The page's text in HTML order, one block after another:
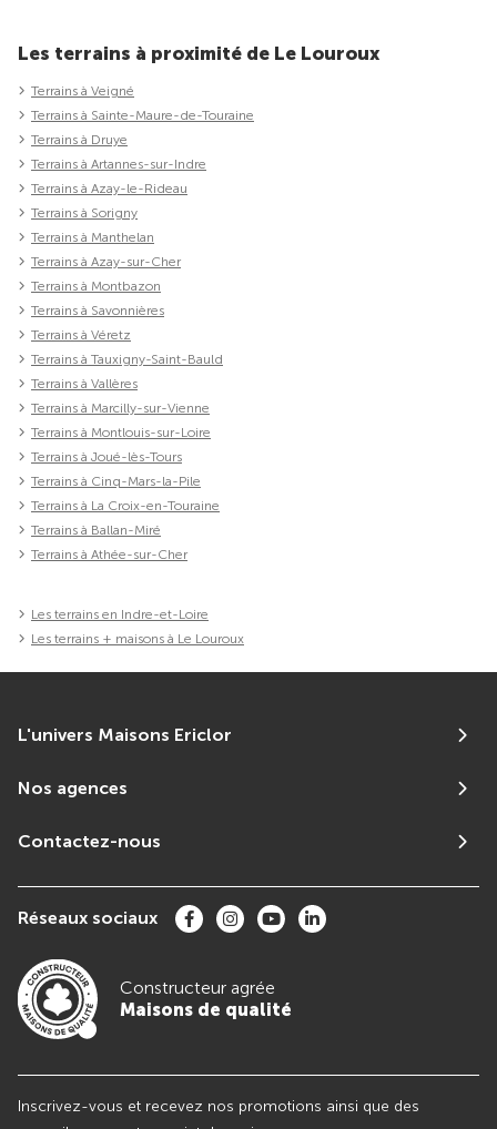
Les terrains à proximité de Le Louroux
Terrains à Veigné
Terrains à Sainte-Maure-de-Touraine
Terrains à Druye
Terrains à Artannes-sur-Indre
Terrains à Azay-le-Rideau
Terrains à Sorigny
Terrains à Manthelan
Terrains à Azay-sur-Cher
Terrains à Montbazon
Terrains à Savonnières
Terrains à Véretz
Terrains à Tauxigny-Saint-Bauld
Terrains à Vallères
Terrains à Marcilly-sur-Vienne
Terrains à Montlouis-sur-Loire
Terrains à Joué-lès-Tours
Terrains à Cinq-Mars-la-Pile
Terrains à La Croix-en-Touraine
Terrains à Ballan-Miré
Terrains à Athée-sur-Cher
Les terrains en Indre-et-Loire
Les terrains + maisons à Le Louroux
L'univers Maisons Ericlor
Nos agences
Contactez-nous
Réseaux sociaux
Constructeur agrée
Maisons de qualité
Inscrivez-vous et recevez nos promotions ainsi que des